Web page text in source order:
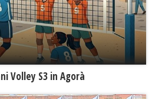
Volley S3 in Agorà